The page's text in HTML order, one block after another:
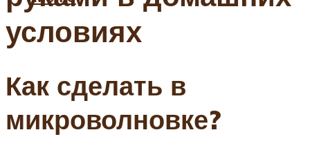
условиях
Как сделать в
микроволновке?